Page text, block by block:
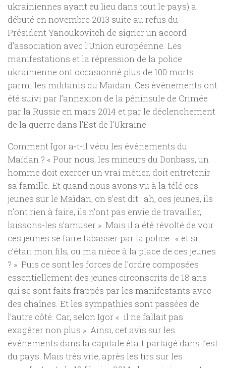
ukrainiennes ayant eu lieu dans tout le pays) a
débuté en novembre 2013 suite au refus du
Président Yanoukovitch de signer un accord
d’association avec l’Union européenne. Les
manifestations et la répression de la police
ukrainienne ont occasionné plus de 100 morts
parmi les militants du Maïdan. Ces évènements ont
été suivi par l’annexion de la péninsule de Crimée
par la Russie en mars 2014 et par le déclenchement
de la guerre dans l’Est de l’Ukraine.
Comment Igor a-t-il vécu les évènements du
Maïdan ? « Pour nous, les mineurs du Donbass, un
homme doit exercer un vrai métier, doit entretenir
sa famille. Et quand nous avons vu à la télé ces
jeunes sur le Maïdan, on s’est dit : ah, ces jeunes, ils
n’ont rien à faire, ils n’ont pas envie de travailler,
laissons-les s’amuser ». Mais il a été révolté de voir
ces jeunes se faire tabasser par la police : « et si
c’était mon fils, ou ma nièce à la place de ces jeunes
? ». Puis ce sont les forces de l’ordre composées
essentiellement des jeunes circonscrits de 18 ans
qui se sont faits frappés par les manifestants avec
des chaînes. Et les sympathies sont passées de
l’autre côté. Car, selon Igor « il ne fallait pas
exagérer non plus ». Ainsi, cet avis sur les
évènements dans la capitale était partagé dans l’est
du pays. Mais très vite, après les tirs sur les